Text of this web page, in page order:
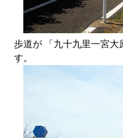
歩道が 「九十九里一宮大
す。